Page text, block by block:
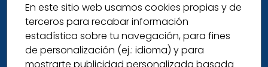
En este sitio web usamos cookies propias y de
terceros para recabar información
estadística sobre tu navegación, para fines
de personalización (ej.: idioma) y para